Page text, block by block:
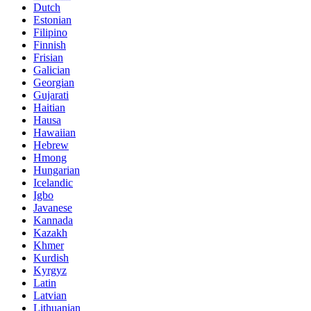
Dutch
Estonian
Filipino
Finnish
Frisian
Galician
Georgian
Gujarati
Haitian
Hausa
Hawaiian
Hebrew
Hmong
Hungarian
Icelandic
Igbo
Javanese
Kannada
Kazakh
Khmer
Kurdish
Kyrgyz
Latin
Latvian
Lithuanian